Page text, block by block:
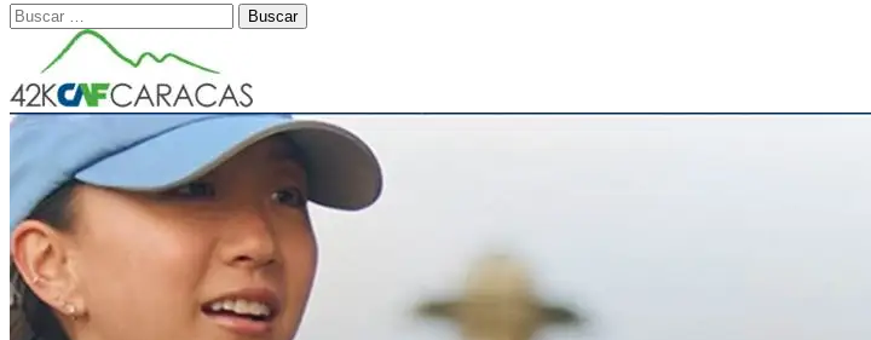
Buscar: